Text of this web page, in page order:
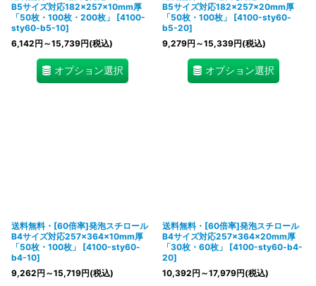
B5サイズ対応182×257×10mm厚
「50枚・100枚・200枚」
[4100-
sty60-b5-10]
6,142円 ～15,739円(税込)
オプション選択
B5サイズ対応182×257×20mm厚
「50枚・100枚」
[4100-sty60-
b5-20]
9,279円 ～15,339円(税込)
オプション選択
送料無料・[60倍率]発泡スチロール
B4サイズ対応257×364×10mm厚
「50枚・100枚」
[4100-sty60-
b4-10]
9,262円 ～15,719円(税込)
送料無料・[60倍率]発泡スチロール
B4サイズ対応257×364×20mm厚
「30枚・60枚」
[4100-sty60-b4-
20]
10,392円 ～17,979円(税込)